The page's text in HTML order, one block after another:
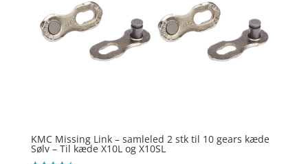
KMC Missing Link – samleled 2 stk til 10 gears kæde
Sølv – Til kæde X10L og X10SL